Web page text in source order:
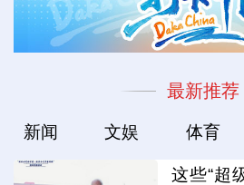
最新推荐
新闻 文娱 体育
这些“超